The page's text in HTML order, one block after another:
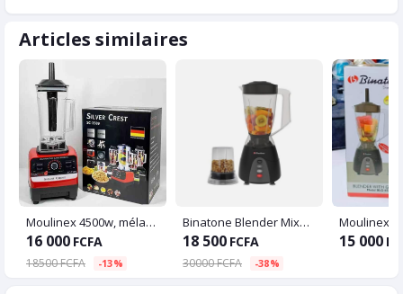
Articles similaires
Moulinex 4500w, mélangeur multifonctionnel professionnel, robot culinaire
16 000 FCFA
18500 FCFA -13%
Binatone Blender Mixeur Moulin 350 W - 1.5 Litres
18 500 FCFA
30000 FCFA -38%
Moulinex
15 000